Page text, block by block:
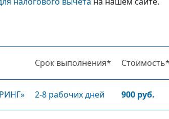
Срок выполнения*
2-8 рабочих дней 900 руб.